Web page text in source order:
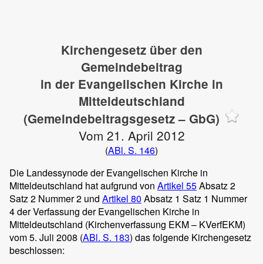
Kirchengesetz über den
Gemeindebeitrag
in der Evangelischen Kirche in
Mitteldeutschland
(Gemeindebeitragsgesetz – GbG)
Vom 21. April 2012
(ABl. S. 146)
Die Landessynode der Evangelischen Kirche in
Mitteldeutschland hat aufgrund von Artikel 55Absatz 2
Satz 2 Nummer 2 und Artikel 80 Absatz 1 Satz 1 Nummer
4 der Verfassung der Evangelischen Kirche in
Mitteldeutschland (Kirchenverfassung EKM – KVerfEKM)
vom 5. Juli 2008 (ABl. S. 183) das folgende Kirchengesetz
beschlossen: